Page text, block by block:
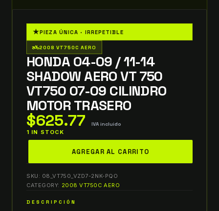
★PIEZA ÚNICA · IRREPETIBLE
two_wheeler2008 VT750C AERO
HONDA 04-09 / 11-14
SHADOW AERO VT 750
VT750 07-09 CILINDRO
MOTOR TRASERO
$625.77 IVA incluido
1 IN STOCK
/
14
AGREGAR AL CARRITO
SKU: 08_VT750_VZD7-2NK-PQO
CATEGORY: 2008 VT750C AERO
DESCRIPCIÓN